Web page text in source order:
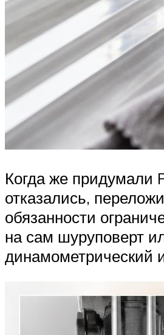
Когда же придумали
отказались,
обязанности
на сам шуруповерт
динамометрический